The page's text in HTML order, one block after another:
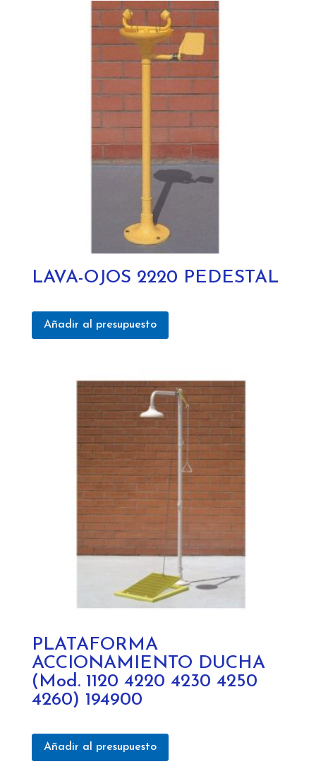
LAVA-OJOS 2220 PEDESTAL
Añadir al presupuesto
PLATAFORMA
ACCIONAMIENTO DUCHA
(Mod. 1120 4220 4230 4250
4260) 194900
Añadir al presupuesto